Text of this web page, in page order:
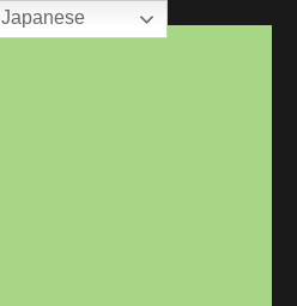
Japanese